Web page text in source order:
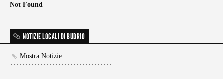
Not Found
NOTIZIE LOCALI DI BUDRIO
Mostra Notizie